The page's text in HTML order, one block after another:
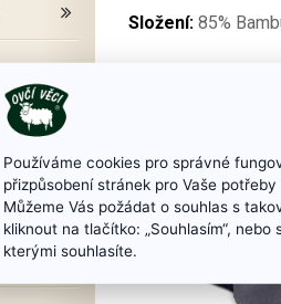
Složení: 85%
Používáme cookies pro správné
přizpůsobení stránek pro Vaše
Můžeme Vás požádat o souhlas s
kliknout na tlačítko: „Souhlasím“, nebo
kterými souhlasíte.